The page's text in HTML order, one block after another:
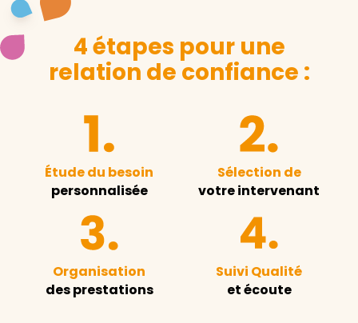
4 étapes pour une
relation de confiance :
Étude du besoin
personnalisée
Sélection de
votre intervenant
Organisation
des prestations
Suivi Qualité
et écoute